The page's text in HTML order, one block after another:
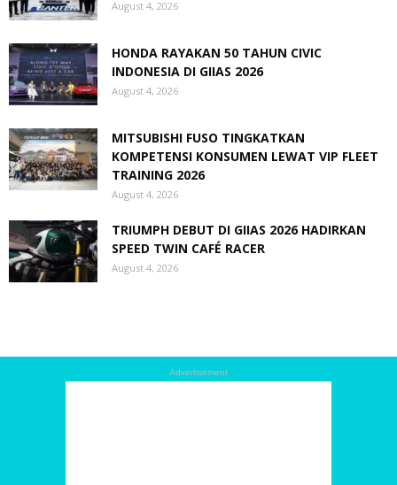
August 4, 2026
HONDA RAYAKAN 50 TAHUN CIVIC
INDONESIA DI GIIAS 2026
August 4, 2026
MITSUBISHI FUSO TINGKATKAN
KOMPETENSI KONSUMEN LEWAT VIP FLEET
TRAINING 2026
August 4, 2026
TRIUMPH DEBUT DI GIIAS 2026 HADIRKAN
SPEED TWIN CAFÉ RACER
August 4, 2026
Advertisement